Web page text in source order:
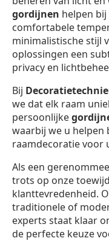
gordijnen helpen
comfortabele
minimalistische stijl
oplossingen een
privacy en
Bij
we dat elk raam
persoonlijke
waarbij we u helpen
raamdecoratie voor
Als een
trots op onze
klanttevredenheid.
traditionele of
experts staat klaar
de perfecte keuze